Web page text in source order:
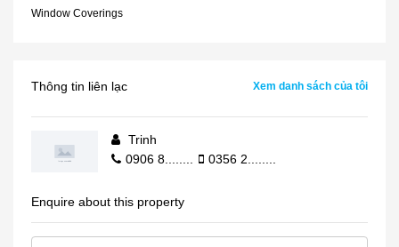
Window Coverings
Thông tin liên lạc Xem danh sách của tôi
Trinh
0906 8........
0356 2........
Enquire about this property